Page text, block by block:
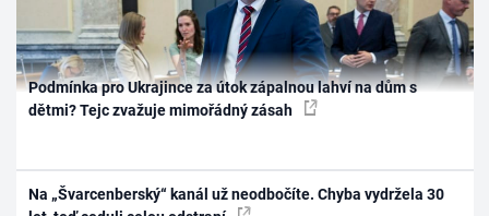
Podmínka pro Ukrajince za útok zápalnou lahví na dům s
dětmi? Tejc zvažuje mimořádný zásah
Na „Švarcenberský“ kanál už neodbočíte. Chyba vydržela 30